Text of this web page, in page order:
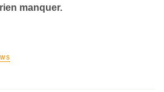
manquer.